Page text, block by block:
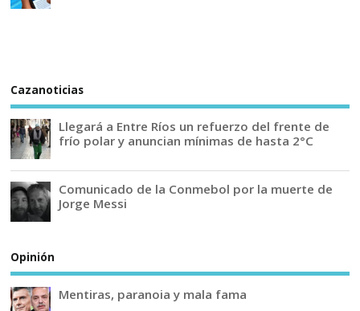
Cazanoticias
Llegará a Entre Ríos un refuerzo del frente de
frío polar y anuncian mínimas de hasta 2°C
Comunicado de la Conmebol por la muerte de
Jorge Messi
Opinión
Mentiras, paranoia y mala fama